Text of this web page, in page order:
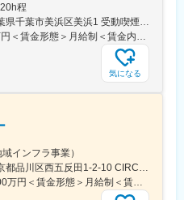
程
＜勤務地詳細＞本社住所：千葉県千葉市美浜区美浜1 受動喫煙対策：屋内全面禁煙変更の範囲：会社の定める事業所（リモートワーク含む）
＜予定年収＞500万円～650万円＜賃金形態＞月給制＜賃金内訳＞月額（基本給）：285,000円～371,000円＜月給＞285,000円～371,000円＜昇給有無＞有＜残業手当＞有＜給与補足＞■昇給：年1回（4月）※評価面談により実施 ■賞与：会社業績により支給する場合あり■年収モデルケース：（例1）650万円／入社3年目／グループ長（例2）850万円／入社5年目／部長（例3）1,000万円／入社10年目／本部長賃金はあくまでも目安の金額であり、選考を通じて上下する可能性があります。月給(月額)は固定手当を含めた表記です。
気になる
インフラ事業）
＜勤務地詳細＞本社住所：東京都品川区西五反田1-2-10 CIRCLES五反田2F勤務地最寄駅：JR山手線／五反田駅受動喫煙対策：屋内全面禁煙変更の範囲：会社の定める事業所（リモートワーク含む）
＜予定年収＞1,500万円～2,500万円＜賃金形態＞月給制＜賃金内訳＞月額（基本給）：923,500円～1,542,000円固定残業手当/月：326,500円～541,334円（固定残業時間45時間0分/月）超過した時間外労働の残業手当は追加支給＜月給＞1,250,000円～2,083,334円（一律手当を含む）＜昇給有無＞有＜残業手当＞有＜給与補足＞※スキル・経験により考慮いたします。※想定年収は目安であり、選考を通じて上下する可能性があります。■昇給：年2回（評価制度に基づき、成果とプロセスを多角的に評価）賃金はあくまでも目安の金額であり、選考を通じて上下する可能性があります。月給(月額)は固定手当を含めた表記です。